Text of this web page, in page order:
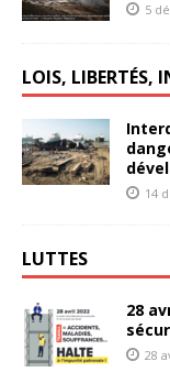
5
LOIS, LIBERTÉS,
14
LUTTES
28
28